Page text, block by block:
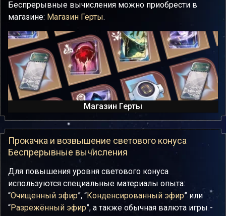
Беспрерывные вычисления можно приобрести в
магазине: Магазин Герты.
Магазин Герты
Прокачка и возвышение светового конуса
Беспрерывные вычисления
Для повышения уровня светового конуса
используются специальные материалы опыта:
“Очищенный эфир”, “Конденсированный эфир” или
“Разрежённый эфир”, а также обычная валюта игры -